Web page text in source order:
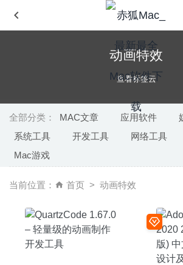
动画特效
查看标签云
全部分类： MAC文章 应用软件
系统工具
开发工具 网络工具
Mac游戏
当前位置： 首页 动画特效
2024-02-18
EXIF Cleaner PRO 3.0.0 中文版 – 照片
AnyTrans for IOS 8.5.1(20200331) for
iPhone设备管理工具 2020-04-03
Downie 4.0.13 中文版-视频网站视频下